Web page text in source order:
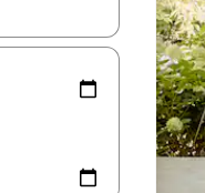
клавишите